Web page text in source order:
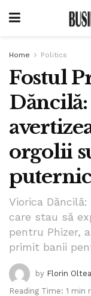
Home Politics
Fostul
Dăncilă:
orgolii
Viorica
care stau să
pentru Phizer,
primit banii
by Florin
Reading Time: 1 min